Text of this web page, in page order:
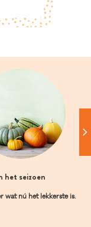
het seizoen
wat nú het lekkerste is.